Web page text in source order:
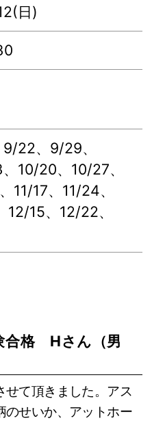
日)
22、9/29、
10/20、10/27、
11/17、11/24、
12/15、12/22、
合格 Hさん（男
て頂きました。アス
のせいか、アットホー